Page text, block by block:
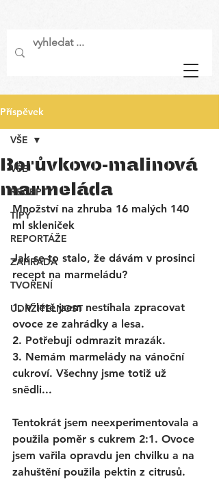
Příspěvek
VŠE
RECEPTY
TIPY
REPORTÁŽE
ZAHRADA
TVOŘENÍ
UDRŽITELNOST
VŠE
Borůvkovo-malinová
marmeláda
Množství na zhruba 16 malých 140
ml skleniček
Jak se to stalo, že dávám v prosinci
recept na marmeládu?
1. V létě jsem nestíhala zpracovat
ovoce ze zahrádky a lesa.
2. Potřebuji odmrazit mrazák.
3. Nemám marmelády na vánoční
cukroví. Všechny jsme totiž už
snědli...
Tentokrát jsem neexperimentovala a
použila poměr s cukrem 2:1. Ovoce
jsem vařila opravdu jen chvilku a na
zahuštění použila pektin z citrusů.